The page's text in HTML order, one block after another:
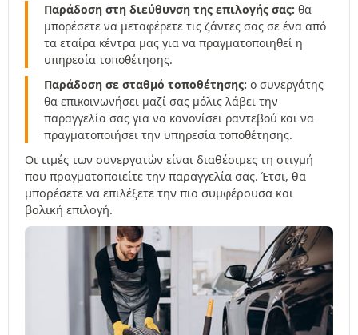
Παράδοση στη διεύθυνση της επιλογής σας: θα
μπορέσετε να μεταφέρετε τις ζάντες σας σε ένα από
τα εταίρα κέντρα μας για να πραγματοποιηθεί η
υπηρεσία τοποθέτησης.
Παράδοση σε σταθμό τοποθέτησης: ο συνεργάτης
θα επικοινωνήσει μαζί σας μόλις λάβει την
παραγγελία σας για να κανονίσει ραντεβού και να
πραγματοποιήσει την υπηρεσία τοποθέτησης.
Οι τιμές των συνεργατών είναι διαθέσιμες τη στιγμή
που πραγματοποιείτε την παραγγελία σας. Έτσι, θα
μπορέσετε να επιλέξετε την πιο συμφέρουσα και
βολική επιλογή.